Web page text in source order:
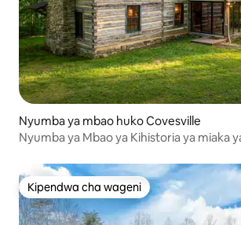
Nyumba ya mbao huko Covesville
Nyumba ya Mbao ya Kihistoria ya miaka
Kipendwa cha wageni
Kipendwa cha wageni